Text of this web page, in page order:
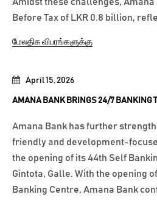
April 15, 2026
AMANA BANK BRINGS 24/7 BANKING
Amana Bank has further
friendly and development-
the opening of its 44th Self
Gintota, Galle. With the opening
Banking Centre, Amana Bank
Amidst these challenges,
Before Tax of LKR 0.8 billion,
மேலதிக விபரங்களுக்கு